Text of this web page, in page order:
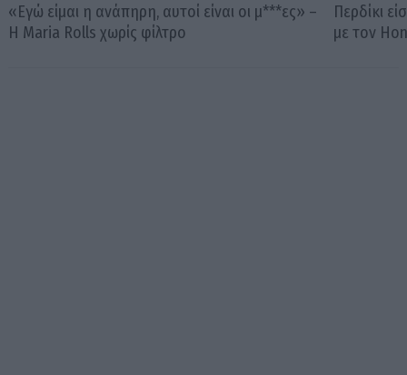
«Εγώ είμαι η ανάπηρη, αυτοί είναι οι μ***ες» –
Η Maria Rolls χωρίς φίλτρο
Περδίκι
με τον